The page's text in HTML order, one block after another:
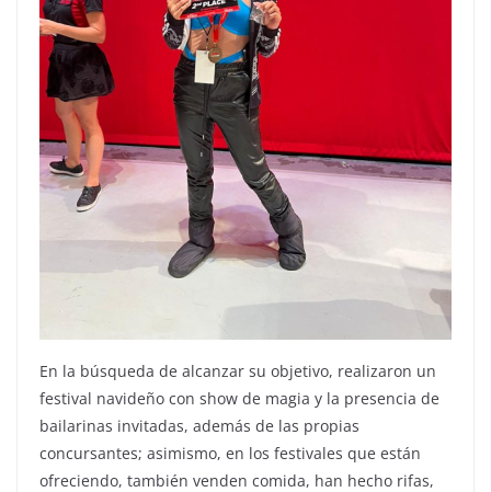
En la búsqueda de alcanzar su objetivo, realizaron un
festival navideño con show de magia y la presencia de
bailarinas invitadas, además de las propias
concursantes; asimismo, en los festivales que están
ofreciendo, también venden comida, han hecho rifas,